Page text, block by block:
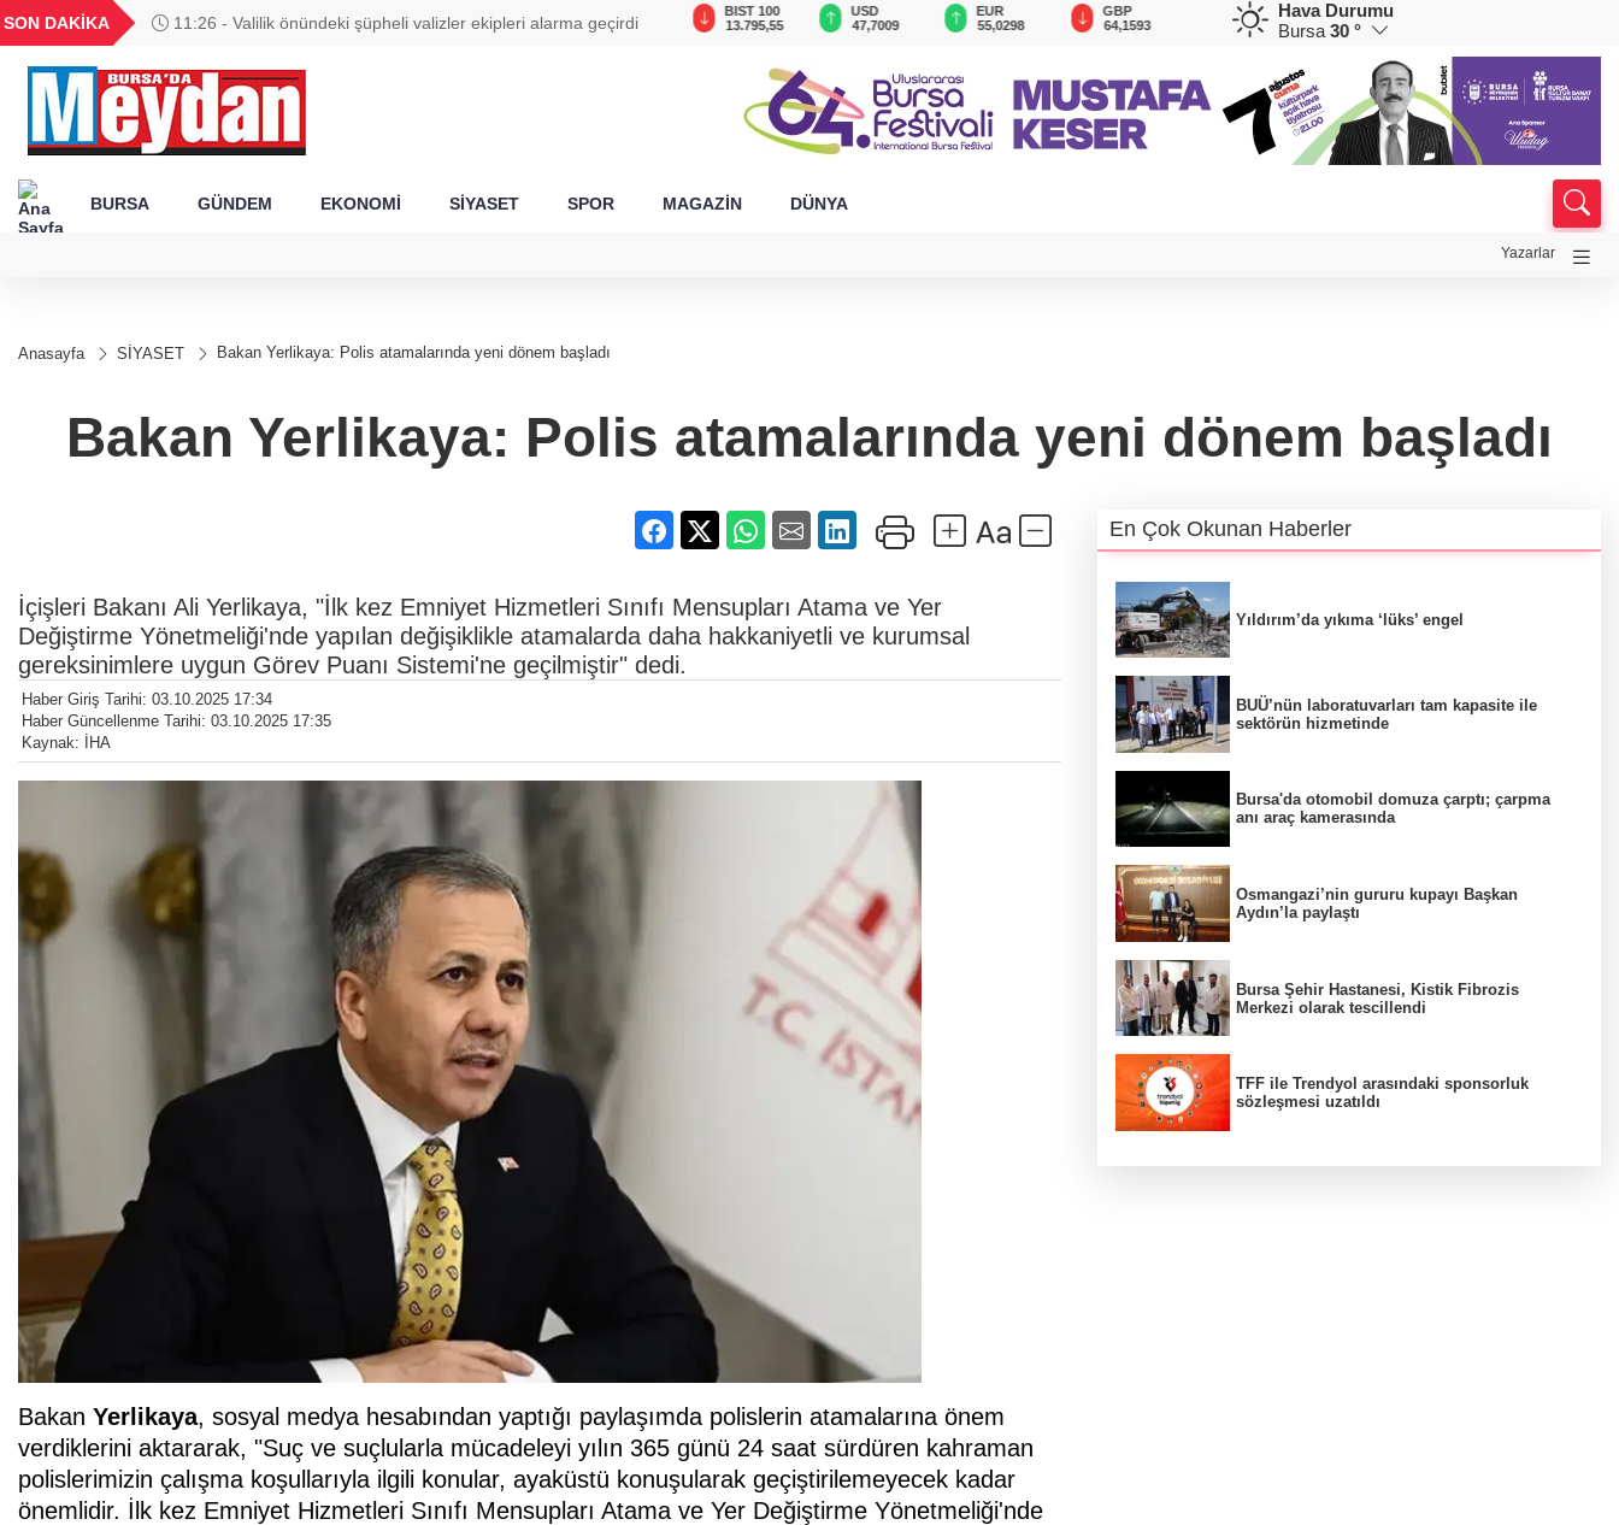
SON DAKİKA 11:26 - Valilik önündeki şüpheli valizler ekipleri alarma geçirdi
GEL
18,2413
16,2358
27,9743
0,0018
6.615,19
BIST 100
13.795,55
USD
47,7009
EUR
55,0298
GBP
64,1593
CHF
58,8609
CAD
34,0235
Hava Durumu
Bursa 30 °
BURSA GÜNDEM EKONOMİ SİYASET SPOR MAGAZİN DÜNYA
Yazarlar
Anasayfa SİYASET Bakan Yerlikaya: Polis atamalarında yeni dönem başladı
Bakan Yerlikaya: Polis atamalarında yeni dönem başladı
İçişleri Bakanı Ali Yerlikaya, "İlk kez Emniyet Hizmetleri Sınıfı Mensupları Atama ve Yer
Değiştirme Yönetmeliği'nde yapılan değişiklikle atamalarda daha hakkaniyetli ve kurumsal
gereksinimlere uygun Görev Puanı Sistemi'ne geçilmiştir" dedi.
Haber Giriş Tarihi: 03.10.2025 17:34
Haber Güncellenme Tarihi: 03.10.2025 17:35
Kaynak: İHA
Bakan Yerlikaya, sosyal medya hesabından yaptığı paylaşımda polislerin atamalarına önem
verdiklerini aktararak, "Suç ve suçlularla mücadeleyi yılın 365 günü 24 saat sürdüren kahraman
polislerimizin çalışma koşullarıyla ilgili konular, ayaküstü konuşularak geçiştirilemeyecek kadar
önemlidir. İlk kez Emniyet Hizmetleri Sınıfı Mensupları Atama ve Yer Değiştirme Yönetmeliği'nde
En Çok Okunan Haberler
Yıldırım’da yıkıma ‘lüks’ engel
BUÜ’nün laboratuvarları tam kapasite ile
sektörün hizmetinde
Bursa'da otomobil domuza çarptı; çarpma
anı araç kamerasında
Osmangazi’nin gururu kupayı Başkan
Aydın’la paylaştı
Bursa Şehir Hastanesi, Kistik Fibrozis
Merkezi olarak tescillendi
TFF ile Trendyol arasındaki sponsorluk
sözleşmesi uzatıldı